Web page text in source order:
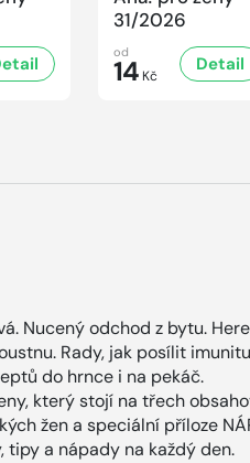
31/2026
od
14 Kč
Detail
Nucený odchod z bytu.
Rady, jak posílit
do hrnce i na pekáč.
který stojí na třech
žen a speciální příloze
tipy a nápady na každý den.